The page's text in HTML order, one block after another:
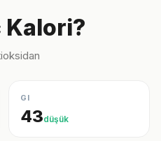
Kalori?
GI
43düşük